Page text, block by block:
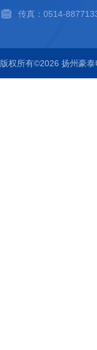
传真：0514-
版权所有©2026 扬州豪